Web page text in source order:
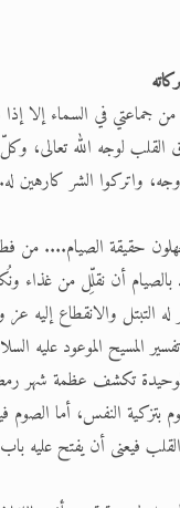
من جماعتي في السماء
القلب لوجه الله
واتركوا الشر كارهين
حقيقة الصيام.... من
أن نقلِّل من غذاء
التبتل والانقطاع
المسيح الموعود عليه
تكشف عظمة شهر
النفس، أما الصوم
فيعنى أن يفتح عليه